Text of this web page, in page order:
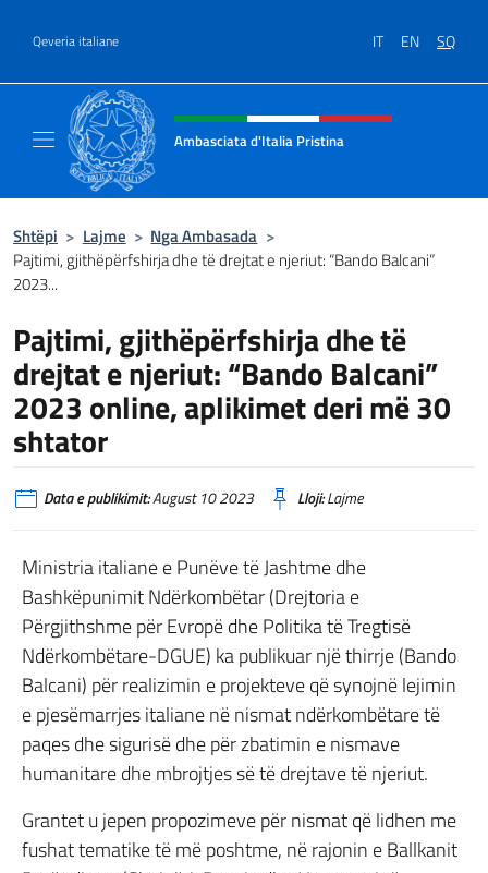
Qeveria italiane IT EN SQ
Kreu i faqes në internet, media
Ambasciata d'Italia Pristina
Shtëpi > Lajme > Nga Ambasada >
Pajtimi, gjithëpërfshirja dhe të drejtat e njeriut: “Bando Balcani”
2023...
Pajtimi, gjithëpërfshirja dhe të
drejtat e njeriut: “Bando Balcani”
2023 online, aplikimet deri më 30
shtator
Data e publikimit:August 10 2023 Lloji:Lajme
Ministria italiane e Punëve të Jashtme dhe
Bashkëpunimit Ndërkombëtar (Drejtoria e
Përgjithshme për Evropë dhe Politika të Tregtisë
Ndërkombëtare-DGUE) ka publikuar një thirrje (Bando
Balcani) për realizimin e projekteve që synojnë lejimin
e pjesëmarrjes italiane në nismat ndërkombëtare të
paqes dhe sigurisë dhe për zbatimin e nismave
humanitare dhe mbrojtjes së të drejtave të njeriut.
Grantet u jepen propozimeve për nismat që lidhen me
fushat tematike të më poshtme, në rajonin e Ballkanit